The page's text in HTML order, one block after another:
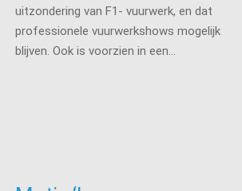
uitzondering van F1- vuurwerk, en dat
professionele vuurwerkshows mogelijk
blijven. Ook is voorzien in een…